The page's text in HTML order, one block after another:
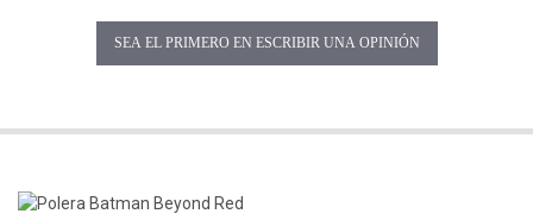
SEA EL PRIMERO EN ESCRIBIR UNA OPINIÓN